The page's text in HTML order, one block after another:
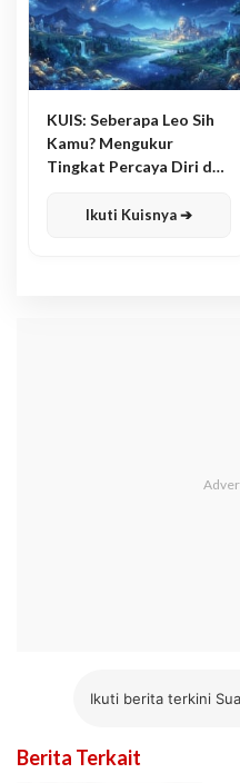
KUIS: Seberapa Leo Sih
Kamu? Mengukur
Tingkat Percaya Diri dan
Ikuti Kuisnya ➔
Ikuti berita terkini
Berita Terkait